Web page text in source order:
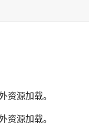
资源加载。
资源加载。